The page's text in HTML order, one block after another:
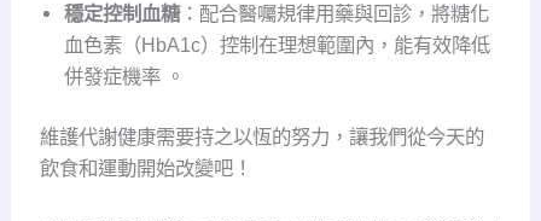
穩定控制血糖：配合醫囑規律用藥與回診，將糖化
血色素（HbA1c）控制在理想範圍內，能有效降低
併發症機率 。
維護代謝健康需要持之以恆的努力，讓我們從今天的
飲食和運動開始改變吧！